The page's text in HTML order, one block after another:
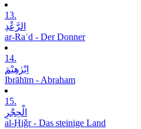
13.
الرَّعْدِ
ar-Raʿd - Der Donner
14.
اِبْرٰھِیْمَ
Ibrāhīm - Abraham
15.
الْحِجْرِ
al-Ḥiǧr - Das steinige Land